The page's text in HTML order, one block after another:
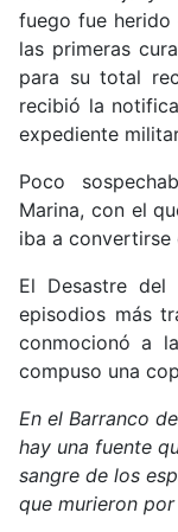
fuego fue herido
las primeras
para su total
recibió la
expediente
Poco
Marina, con el
iba a convertirse
El Desastre
episodios más
conmocionó a
compuso una
En el Barranco
hay una fuente
sangre de los
que murieron